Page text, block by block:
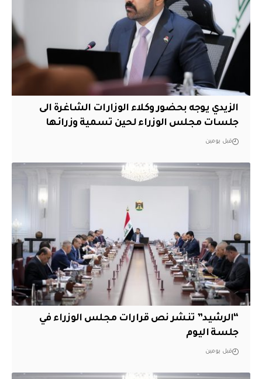
الزيدي يوجه بحضور وكلاء الوزارات الشاغرة الى
جلسات مجلس الوزراء لحين تسمية وزرائها
قبل يومين
“الرشيد” تنشر نص قرارات مجلس الوزراء في
جلسة اليوم
قبل يومين